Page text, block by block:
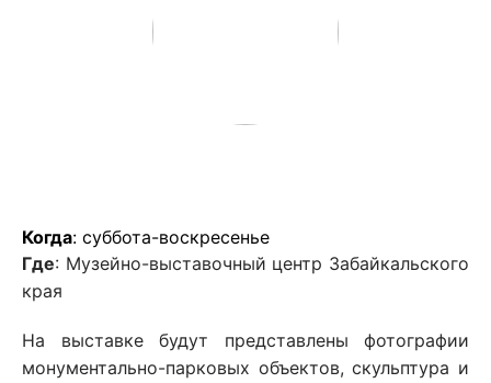
Когда: суббота-воскресенье
Где: Музейно-выставочный центр Забайкальского
края
На выставке будут представлены фотографии
монументально-парковых объектов, скульптура и